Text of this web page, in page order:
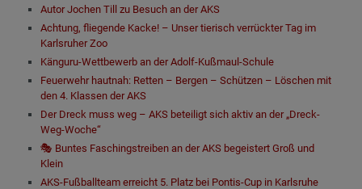
Autor Jochen Till zu Besuch an der AKS
Achtung, fliegende Kacke! – Unser tierisch verrückter Tag im
Karlsruher Zoo
Känguru-Wettbewerb an der Adolf-Kußmaul-Schule
Feuerwehr hautnah: Retten – Bergen – Schützen – Löschen mit
den 4. Klassen der AKS
Der Dreck muss weg – AKS beteiligt sich aktiv an der „Dreck-
Weg-Woche“
🎭 Buntes Faschingstreiben an der AKS begeistert Groß und
Klein
AKS-Fußballteam erreicht 5. Platz bei Pontis-Cup in Karlsruhe